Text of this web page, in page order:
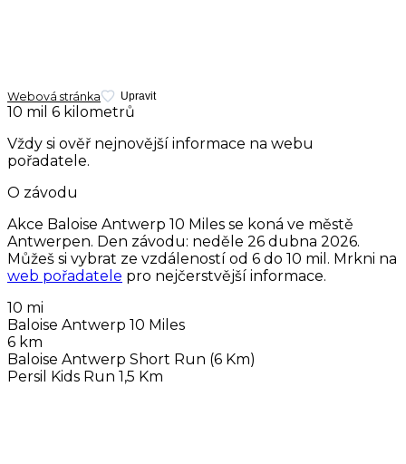
Webová stránka Upravit
10 mil 6 kilometrů
Vždy si ověř nejnovější informace na webu
pořadatele.
O závodu
Akce Baloise Antwerp 10 Miles se koná ve městě
Antwerpen. Den závodu: neděle 26 dubna 2026.
Můžeš si vybrat ze vzdáleností od 6 do 10 mil. Mrkni na
web pořadatele pro nejčerstvější informace.
10 mi
Baloise Antwerp 10 Miles
6 km
Baloise Antwerp Short Run (6 Km)
Persil Kids Run 1,5 Km